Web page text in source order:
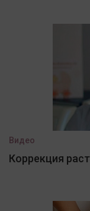
Видео
Коррекция